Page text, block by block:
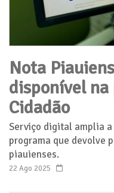
Nota
disponível
Cidadão
Serviço digital amplia
programa que devolve
piauienses.
22 Ago 2025